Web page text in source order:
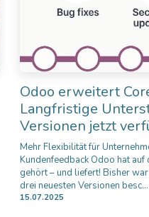
Odoo erweitert
Langfristige
Versionen jetzt
Mehr Flexibilität für
Kundenfeedback Odoo hat
gehört – und liefert! Bisher
drei neuesten Versionen besc...
15.07.2025